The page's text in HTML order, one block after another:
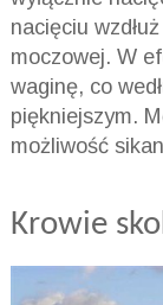
nacięciu
moczowej. W
waginę, co
piękniejszym.
możliwość
Krowie